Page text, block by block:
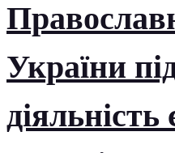
України
діяльність